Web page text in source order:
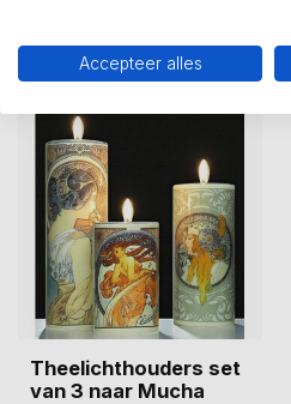
Recent bekeken
Theelichthouders set
van 3 naar Mucha
Accepteer alles